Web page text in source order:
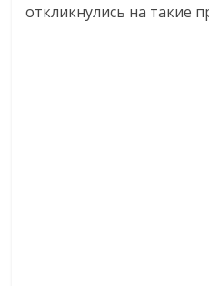
откликнулись на такие